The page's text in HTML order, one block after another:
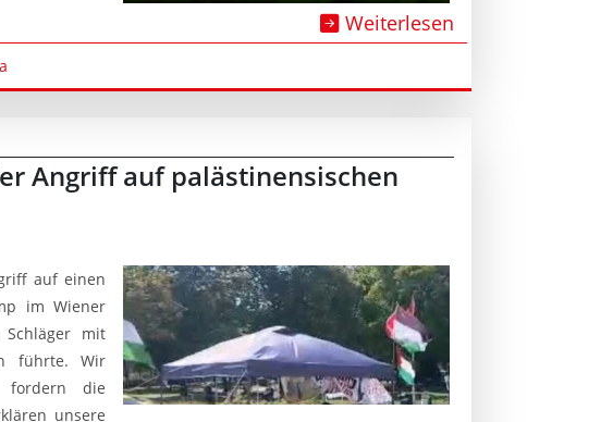
Weiterlesen
Angriff auf palästinensischen
auf einen
im Wiener
mit
führte. Wir
fordern die
unsere